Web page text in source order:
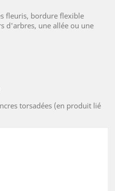
fleuris, bordure flexible
d'arbres, une allée ou une
torsadées (en produit lié